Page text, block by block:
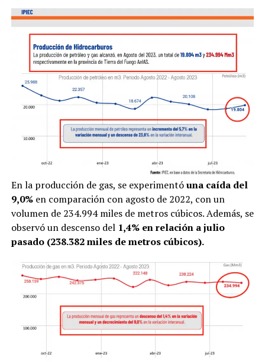
En la producción de gas, se experimentóuna caída del
9,0%en comparación con agosto de 2022, con un
volumen de 234.994 miles de metros cúbicos. Además, se
observó un descenso del 1,4% en relación a julio
pasado (238.382 miles de metros cúbicos).